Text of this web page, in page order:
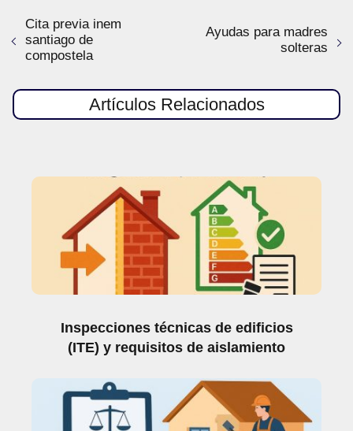
Cita previa inem
santiago de
compostela
Ayudas para madres
solteras
Artículos Relacionados
Inspecciones técnicas de edificios
(ITE) y requisitos de aislamiento